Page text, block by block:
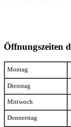
Öffnungszeiten
Montag
Dienstag
Mittwoch
Donnerstag